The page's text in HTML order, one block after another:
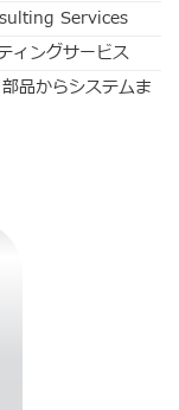
Services
ィングサービス
品からシステムま